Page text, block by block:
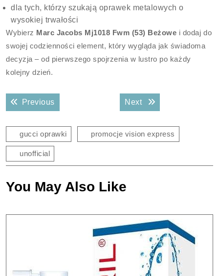
dla tych, którzy szukają oprawek metalowych o
wysokiej trwałości
Wybierz Marc Jacobs Mj1018 Fwm (53) Beżowe i dodaj do
swojej codzienności element, który wygląda jak świadoma
decyzja – od pierwszego spojrzenia w lustro po każdy
kolejny dzień.
Nawigacja
wpisuPreviousPrevious post: Next Next post:
gucci oprawki promocje vision express
unofficial
You May Also Like